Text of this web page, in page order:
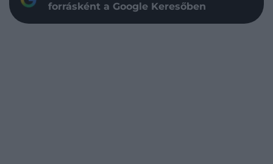
forrásként a Google Keresőben